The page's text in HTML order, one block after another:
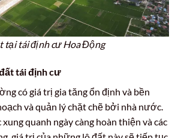
tại tái định cư Hoa Động
tái định cư
có giá trị gia tăng ổn định và bền
và quản lý chặt chẽ bởi nhà nước.
quanh ngày càng hoàn thiện và các